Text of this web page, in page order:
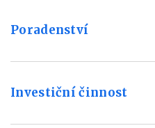
Poradenství
Investiční činnost